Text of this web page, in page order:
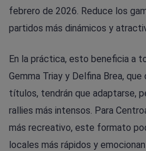
febrero de 2026. Reduce los
partidos más dinámicos y
En la práctica, esto beneficia a
Gemma Triay y Delfina Brea,
títulos, tendrán que adaptarse,
rallies más intensos. Para
más recreativo, este formato
locales más rápidos y